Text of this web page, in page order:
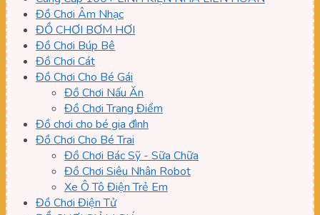
Đồ Chơi Âm Nhạc
ĐỒ CHƠI BƠM HƠI
Đồ Chơi Búp Bê
Đồ Chơi Cát
Đồ Chơi Cho Bé Gái
Đồ Chơi Nấu Ăn
Đồ Chơi Trang Điểm
Đồ chơi cho bé gia đình
Đồ Chơi Cho Bé Trai
Đồ Chơi Bác Sỹ - Sữa Chữa
Đồ Chơi Siêu Nhân Robot
Xe Ô Tô Điện Trẻ Em
Đồ Chơi Điện Tử